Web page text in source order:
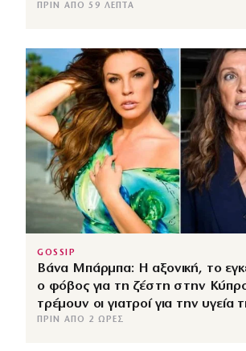
ΠΡΙΝ ΑΠΌ 59 ΛΕΠΤΆ
GOSSIP
Βάνα Μπάρμπα: Η αξονική, το
ο φόβος για τη ζέστη στην
τρέμουν οι γιατροί για την υγεία
ΠΡΙΝ ΑΠΌ 2 ΏΡΕΣ